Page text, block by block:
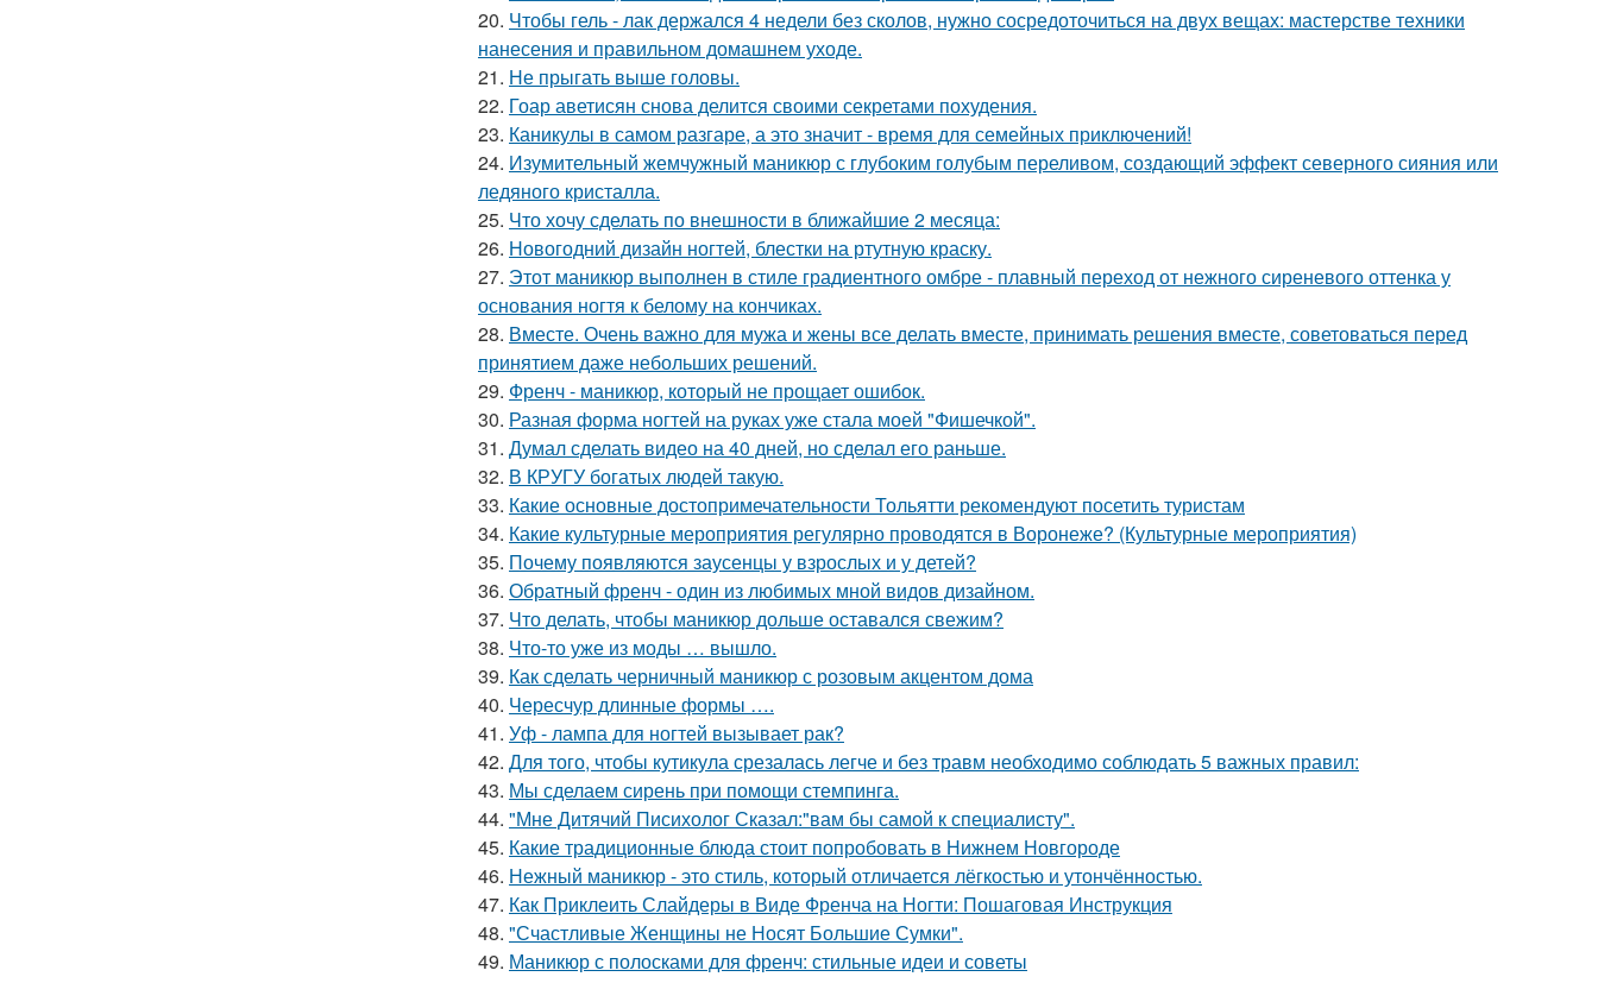
20. Чтобы гель - лак держался 4 недели без сколов, нужно сосредоточиться на двух вещах: мастерстве техники
нанесения и правильном домашнем уходе.
21. Не прыгать выше головы.
22. Гоар аветисян снова делится своими секретами похудения.
23. Каникулы в самом разгаре, а это значит - время для семейных приключений!
24. Изумительный жемчужный маникюр с глубоким голубым переливом, создающий эффект северного сияния или
ледяного кристалла.
25. Что хочу сделать по внешности в ближайшие 2 месяца:
26. Новогодний дизайн ногтей, блестки на ртутную краску.
27. Этот маникюр выполнен в стиле градиентного омбре - плавный переход от нежного сиреневого оттенка у
основания ногтя к белому на кончиках.
28. Вместе. Очень важно для мужа и жены все делать вместе, принимать решения вместе, советоваться перед
принятием даже небольших решений.
29. Френч - маникюр, который не прощает ошибок.
30. Разная форма ногтей на руках уже стала моей "Фишечкой".
31. Думал сделать видео на 40 дней, но сделал его раньше.
32. В КРУГУ богатых людей такую.
33. Какие основные достопримечательности Тольятти рекомендуют посетить туристам
34. Какие культурные мероприятия регулярно проводятся в Воронеже? (Культурные мероприятия)
35. Почему появляются заусенцы у взрослых и у детей?
36. Обратный френч - один из любимых мной видов дизайном.
37. Что делать, чтобы маникюр дольше оставался свежим?
38. Что-то уже из моды … вышло.
39. Как сделать черничный маникюр с розовым акцентом дома
40. Чересчур длинные формы ….
41. Уф - лампа для ногтей вызывает рак?
42. Для того, чтобы кутикула срезалась легче и без травм необходимо соблюдать 5 важных правил:
43. Мы сделаем сирень при помощи стемпинга.
44. "Мне Дитячий Писихолог Сказал:"вам бы самой к специалисту".
45. Какие традиционные блюда стоит попробовать в Нижнем Новгороде
46. Нежный маникюр - это стиль, который отличается лёгкостью и утончённостью.
47. Как Приклеить Слайдеры в Виде Френча на Ногти: Пошаговая Инструкция
48. "Счастливые Женщины не Носят Большие Сумки".
49. Маникюр с полосками для френч: стильные идеи и советы